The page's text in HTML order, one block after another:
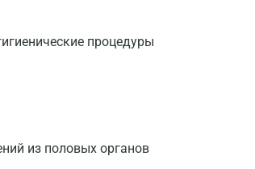
процедуры
из половых органов